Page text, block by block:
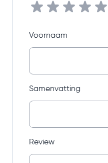
Voornaam
Samenvatting
Review